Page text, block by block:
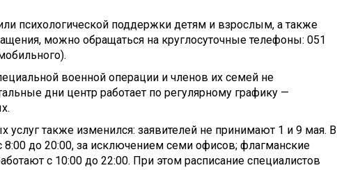
психологической поддержки детям и взрослым, а также
можно обращаться на круглосуточные телефоны: 051
военной операции и членов их семей не
дни центр работает по регулярному графику —
услуг также изменился: заявителей не принимают 1 и 9 мая. В
до 20:00, за исключением семи офисов; флагманские
с 10:00 до 22:00. При этом расписание специалистов